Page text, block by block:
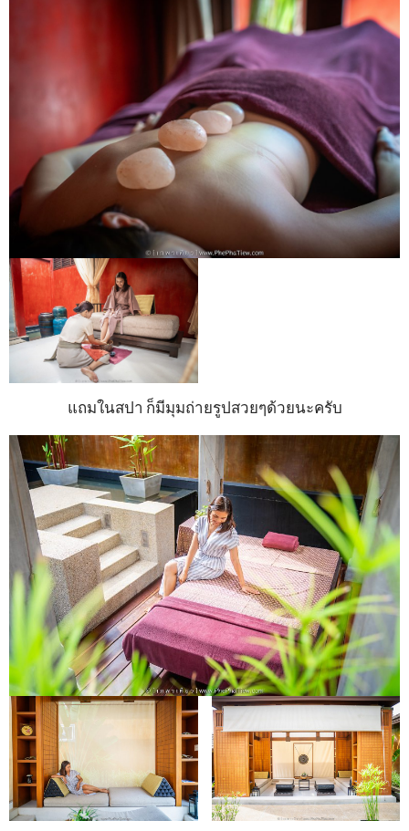
แถมในสปา ก็มีมุมถ่ายรูปสวยๆด้วยนะครับ